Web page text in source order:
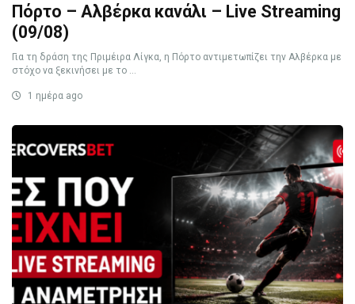
Πόρτο – Αλβέρκα κανάλι – Live Streaming
(09/08)
Για τη δράση της Πριμέιρα Λίγκα, η Πόρτο αντιμετωπίζει την Αλβέρκα με
στόχο να ξεκινήσει με το ...
1 ημέρα ago